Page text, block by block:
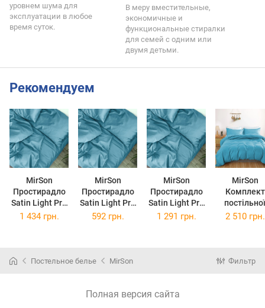
уровнем шума для
эксплуатации в любое
время суток.
В меру вместительные,
экономичные и
функциональные стиралки
для семей с одним или
двумя детьми.
Рекомендуем
MirSon
Простирадло
Satin Light Pro
10-008 Blue
MirSon
Простирадло
Satin Light Pro
10-008 Blue
MirSon
Простирадло
Satin Light Pro
10-008 Blue
MirSon
Комплект
постільної
білизни
008 Blue
1 434 грн. 592 грн. 1 291 грн. 2 510 грн.
Постельное белье MirSon Фильтр
Полная версия сайта